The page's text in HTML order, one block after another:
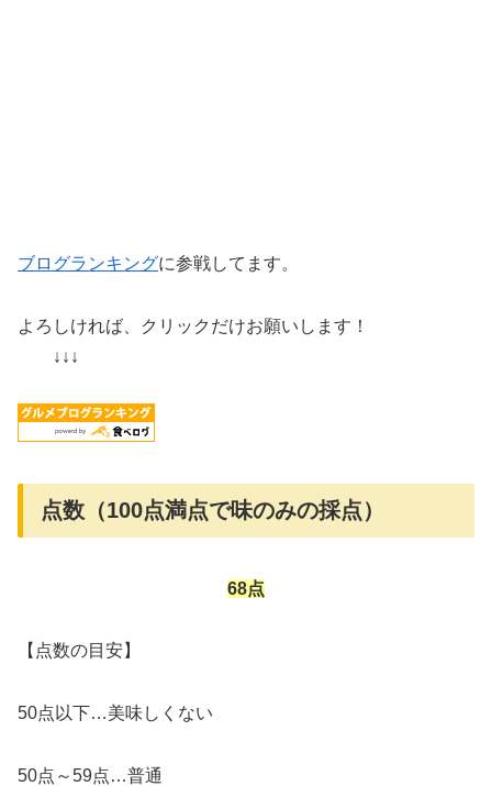
ブログランキングに参戦してます。
よろしければ、クリックだけお願いします！
↓↓↓
点数（100点満点で味のみの採点）
68点
【点数の目安】
50点以下…美味しくない
50点～59点…普通